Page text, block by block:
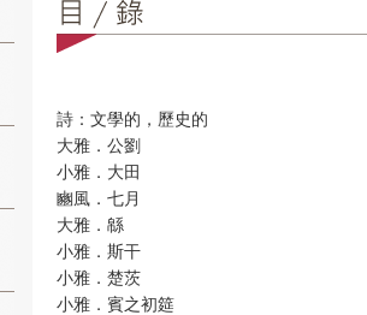
詩：文學的，歷史的
大雅．公劉
小雅．大田
豳風．七月
大雅．緜
小雅．斯干
小雅．楚茨
小雅．賓之初筵